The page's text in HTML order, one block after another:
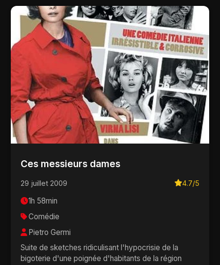
Ces messieurs dames
29 juillet 2009 4.7/5
1h 58min
Comédie
Pietro Germi
Suite de sketches ridiculisant l'hypocrisie de la
bigoterie d'une poignée d'habitants de la région